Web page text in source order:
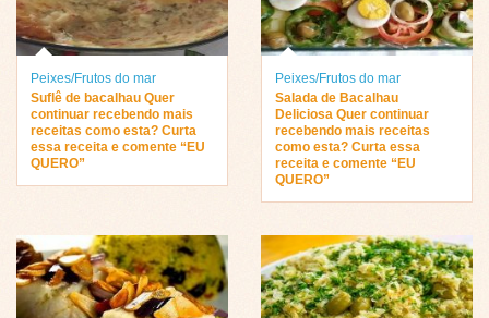
Peixes/Frutos do mar
Suflê de bacalhau Quer
continuar recebendo mais
receitas como esta? Curta
essa receita e comente “EU
QUERO”
Peixes/Frutos do mar
Salada de Bacalhau
Deliciosa Quer continuar
recebendo mais receitas
como esta? Curta essa
receita e comente “EU
QUERO”